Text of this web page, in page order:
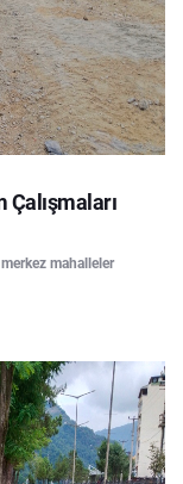
Çalışmaları
mahalleler